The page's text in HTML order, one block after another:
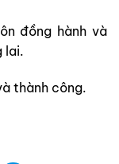
đồng hành và
lai.
thành công.